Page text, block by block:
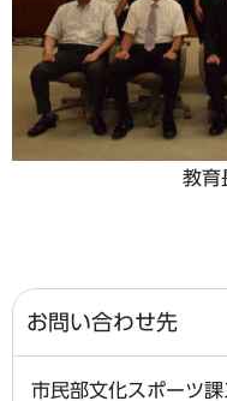
教育
お問い合わせ先
市民部文化スポーツ